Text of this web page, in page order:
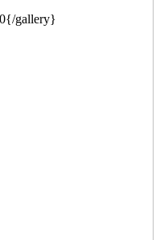
gallery}